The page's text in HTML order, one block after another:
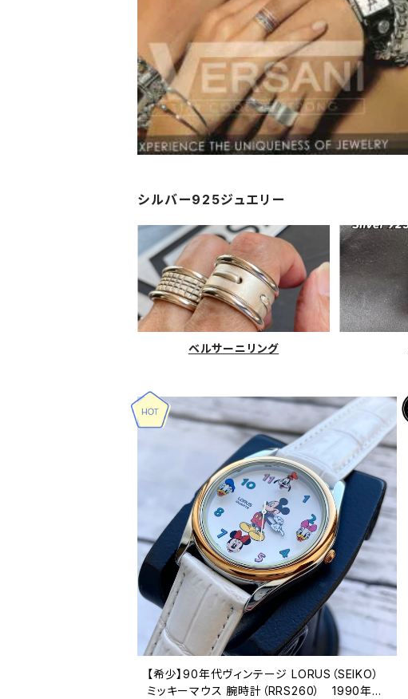
シルバー925ジュエリー
ベルサーニリング
【希少】90年代ヴィンテージ LORUS（SEIKO）
ミッキーマウス 腕時計（RRS260） 1990年代